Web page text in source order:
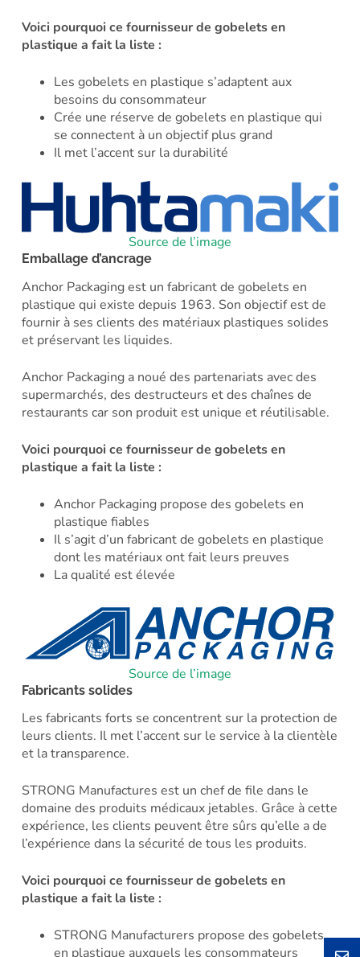
Voici pourquoi ce fournisseur de gobelets en
plastique a fait la liste :
Les gobelets en plastique s’adaptent aux
besoins du consommateur
Crée une réserve de gobelets en plastique qui
se connectent à un objectif plus grand
Il met l’accent sur la durabilité
Source de l’image
Emballage d’ancrage
Anchor Packaging est un fabricant de gobelets en
plastique qui existe depuis 1963. Son objectif est de
fournir à ses clients des matériaux plastiques solides
et préservant les liquides.
Anchor Packaging a noué des partenariats avec des
supermarchés, des destructeurs et des chaînes de
restaurants car son produit est unique et réutilisable.
Voici pourquoi ce fournisseur de gobelets en
plastique a fait la liste :
Anchor Packaging propose des gobelets en
plastique fiables
Il s’agit d’un fabricant de gobelets en plastique
dont les matériaux ont fait leurs preuves
La qualité est élevée
Source de l’image
Fabricants solides
Les fabricants forts se concentrent sur la protection de
leurs clients. Il met l’accent sur le service à la clientèle
et la transparence.
STRONG Manufactures est un chef de file dans le
domaine des produits médicaux jetables. Grâce à cette
expérience, les clients peuvent être sûrs qu’elle a de
l’expérience dans la sécurité de tous les produits.
Voici pourquoi ce fournisseur de gobelets en
plastique a fait la liste :
STRONG Manufacturers propose des gobelets
en plastique auxquels les consommateurs